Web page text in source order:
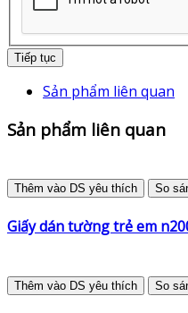
Tiếp tục
Sản phẩm liên quan
Sản phẩm liên quan
Thêm vào DS yêu thích So
Giấy dán tường trẻ em
Thêm vào DS yêu thích So